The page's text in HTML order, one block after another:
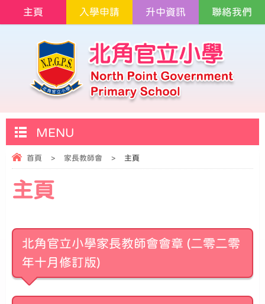
主頁 入學申請 升中資訊 聯絡我們
MENU
首頁 > 家長教師會 > 主頁
主頁
北角官立小學家長教師會會章 (二零二零
年十月修訂版)